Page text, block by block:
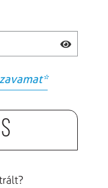
*